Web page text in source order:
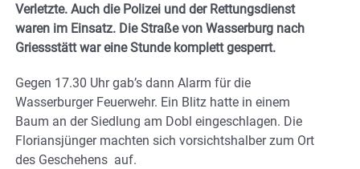
Verletzte. Auch die Polizei und der Rettungsdienst
waren im Einsatz. Die Straße von Wasserburg nach
Griessstätt war eine Stunde komplett gesperrt.
Gegen 17.30 Uhr gab’s dann Alarm für die
Wasserburger Feuerwehr. Ein Blitz hatte in einem
Baum an der Siedlung am Dobl eingeschlagen. Die
Floriansjünger machten sich vorsichtshalber zum Ort
des Geschehens auf.